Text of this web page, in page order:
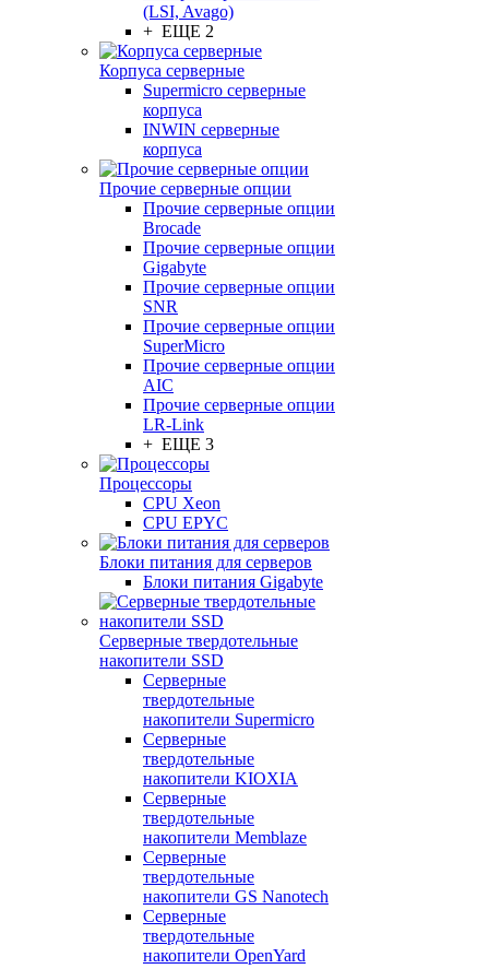
(LSI, Avago)
+ ЕЩЕ 2
Корпуса серверные
Supermicro серверные
корпуса
INWIN серверные
корпуса
Прочие серверные опции
Прочие серверные опции
Brocade
Прочие серверные опции
Gigabyte
Прочие серверные опции
SNR
Прочие серверные опции
SuperMicro
Прочие серверные опции
AIC
Прочие серверные опции
LR-Link
+ ЕЩЕ 3
Процессоры
CPU Xeon
CPU EPYC
Блоки питания для серверов
Блоки питания Gigabyte
Серверные твердотельные
накопители SSD
Cерверные
твердотельные
накопители Supermicro
Cерверные
твердотельные
накопители KIOXIA
Cерверные
твердотельные
накопители Memblaze
Cерверные
твердотельные
накопители GS Nanotech
Серверные
твердотельные
накопители OpenYard